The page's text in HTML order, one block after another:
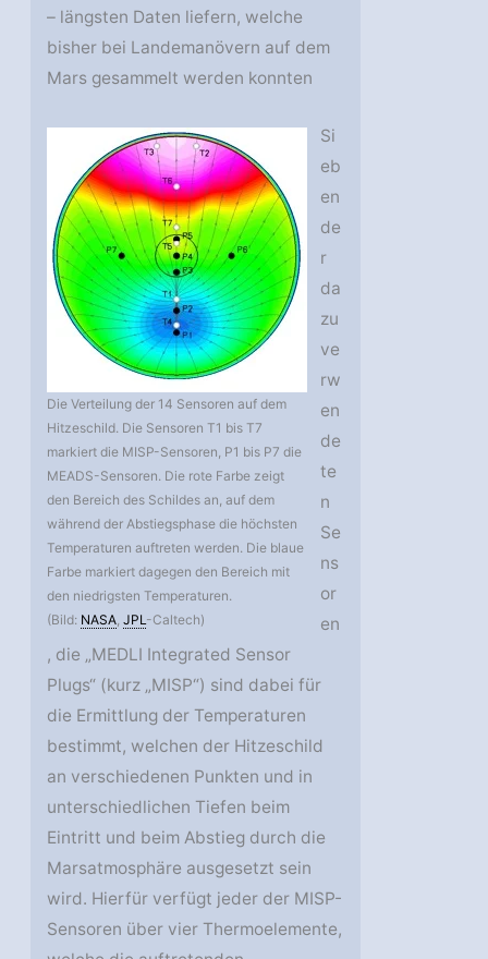
– längsten Daten liefern, welche
bisher bei Landemanövern auf dem
Mars gesammelt werden konnten
Die Verteilung der 14 Sensoren auf dem
Hitzeschild. Die Sensoren T1 bis T7
markiert die MISP-Sensoren, P1 bis P7 die
MEADS-Sensoren. Die rote Farbe zeigt
den Bereich des Schildes an, auf dem
während der Abstiegsphase die höchsten
Temperaturen auftreten werden. Die blaue
Farbe markiert dagegen den Bereich mit
den niedrigsten Temperaturen.
(Bild: NASA,JPL-Caltech)
Si
eb
en
de
r
da
zu
ve
rw
en
de
te
n
Se
ns
or
en
, die „MEDLI Integrated Sensor
Plugs“ (kurz „MISP“) sind dabei für
die Ermittlung der Temperaturen
bestimmt, welchen der Hitzeschild
an verschiedenen Punkten und in
unterschiedlichen Tiefen beim
Eintritt und beim Abstieg durch die
Marsatmosphäre ausgesetzt sein
wird. Hierfür verfügt jeder der MISP-
Sensoren über vier Thermoelemente,